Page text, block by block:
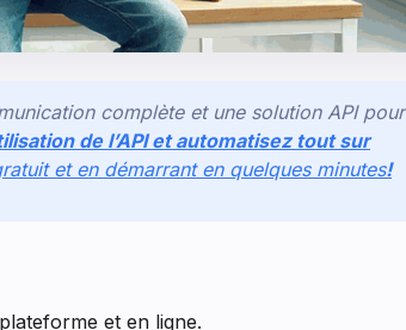
complète et une solution API pour
de l’API et automatisez tout sur
et en démarrant en quelques minutes!
et en ligne.